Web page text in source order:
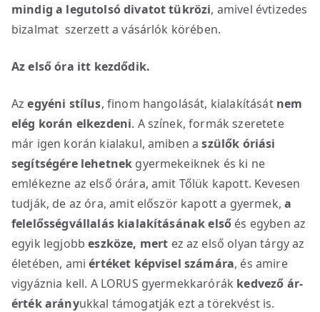
mindig a legutolsó divatot tükrözi, amivel évtizedes
bizalmat szerzett a vásárlók körében.
Az első óra itt kezdődik.
Azegyéni stílus, finom hangolását, kialakítását nem
elég korán elkezdeni. A színek, formák szeretete
már igen korán kialakul, amiben aszülők óriási
segítségére lehetnek gyermekeiknek és ki ne
emlékezne az első órára, amit Tőlük kapott. Kevesen
tudják, de az óra, amit először kapott a gyermek,a
felelősségvállalás kialakításának első és egyben az
egyik legjobbeszköze, mert ez az első olyan tárgy az
életében, amiértéket képvisel számára, és amire
vigyáznia kell. A LORUS gyermekkarórák kedvező ár-
érték arányukkal támogatják ezt a törekvést is.